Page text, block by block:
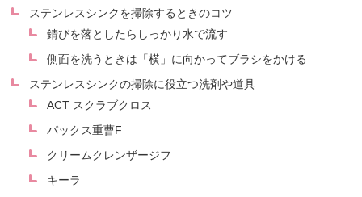
ステンレスシンクを掃除するときのコツ
錆びを落としたらしっかり水で流す
側面を洗うときは「横」に向かってブラシをかける
ステンレスシンクの掃除に役立つ洗剤や道具
ACT スクラブクロス
パックス重曹F
クリームクレンザージフ
キーラ